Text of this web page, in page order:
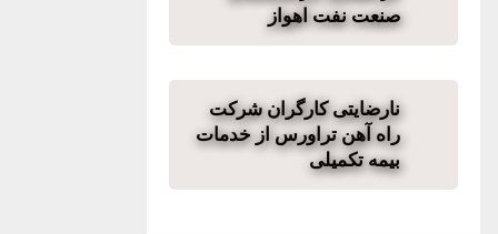
صنعت نفت اهواز
نارضایتی کارگران شرکت
راه آهن تراورس از خدمات
بیمه تکمیلی